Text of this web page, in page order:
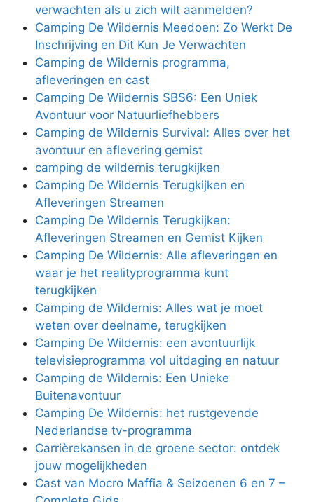
verwachten als u zich wilt aanmelden?
Camping De Wildernis Meedoen: Zo Werkt De
Inschrijving en Dit Kun Je Verwachten
Camping de Wildernis programma,
afleveringen en cast
Camping De Wildernis SBS6: Een Uniek
Avontuur voor Natuurliefhebbers
Camping de Wildernis Survival: Alles over het
avontuur en aflevering gemist
camping de wildernis terugkijken
Camping De Wildernis Terugkijken en
Afleveringen Streamen
Camping De Wildernis Terugkijken:
Afleveringen Streamen en Gemist Kijken
Camping De Wildernis: Alle afleveringen en
waar je het realityprogramma kunt
terugkijken
Camping de Wildernis: Alles wat je moet
weten over deelname, terugkijken
Camping De Wildernis: een avontuurlijk
televisieprogramma vol uitdaging en natuur
Camping de Wildernis: Een Unieke
Buitenavontuur
Camping De Wildernis: het rustgevende
Nederlandse tv-programma
Carrièrekansen in de groene sector: ontdek
jouw mogelijkheden
Cast van Mocro Maffia & Seizoenen 6 en 7 –